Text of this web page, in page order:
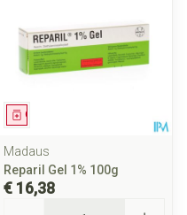
Geneesmiddel
Madaus
Reparil Gel 1% 100g
€ 16,38